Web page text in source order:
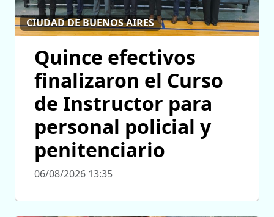
CIUDAD DE BUENOS AIRES
Quince efectivos
finalizaron el Curso
de Instructor para
personal policial y
penitenciario
06/08/2026 13:35